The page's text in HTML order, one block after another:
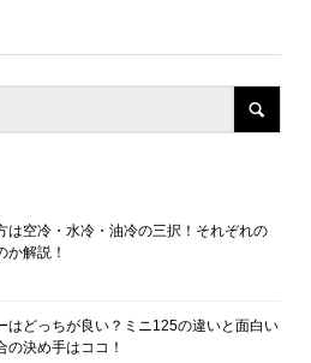
は空冷・水冷・油冷の三択！それぞれの
か解説！
はどっちが良い？ミニ125の違いと面白い
の決め手はココ！